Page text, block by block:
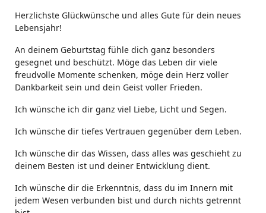
Herzlichste Glückwünsche und alles Gute für dein neues
Lebensjahr!
An deinem Geburtstag fühle dich ganz besonders
gesegnet und beschützt. Möge das Leben dir viele
freudvolle Momente schenken, möge dein Herz voller
Dankbarkeit sein und dein Geist voller Frieden.
Ich wünsche ich dir ganz viel Liebe, Licht und Segen.
Ich wünsche dir tiefes Vertrauen gegenüber dem Leben.
Ich wünsche dir das Wissen, dass alles was geschieht zu
deinem Besten ist und deiner Entwicklung dient.
Ich wünsche dir die Erkenntnis, dass du im Innern mit
jedem Wesen verbunden bist und durch nichts getrennt